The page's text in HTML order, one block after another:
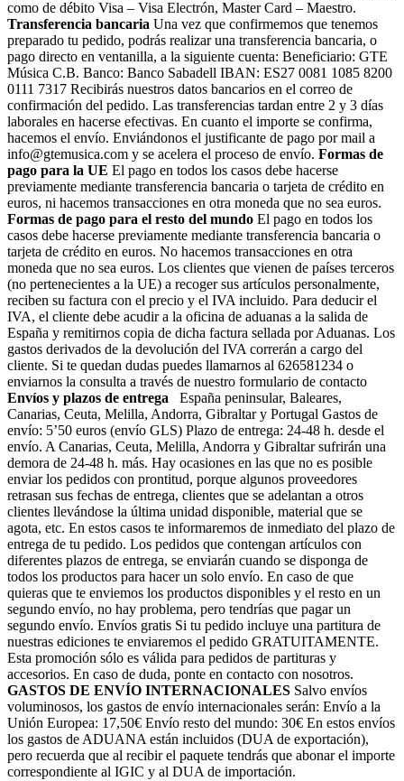
como de débito Visa – Visa Electrón, Master Card – Maestro.
Transferencia bancaria Una vez que confirmemos que tenemos
preparado tu pedido, podrás realizar una transferencia bancaria, o
pago directo en ventanilla, a la siguiente cuenta: Beneficiario: GTE
Música C.B. Banco: Banco Sabadell IBAN: ES27 0081 1085 8200
0111 7317 Recibirás nuestros datos bancarios en el correo de
confirmación del pedido. Las transferencias tardan entre 2 y 3 días
laborales en hacerse efectivas. En cuanto el importe se confirma,
hacemos el envío. Enviándonos el justificante de pago por mail a
info@gtemusica.com y se acelera el proceso de envío. Formas de
pago para la UE El pago en todos los casos debe hacerse
previamente mediante transferencia bancaria o tarjeta de crédito en
euros, ni hacemos transacciones en otra moneda que no sea euros.
Formas de pago para el resto del mundo El pago en todos los
casos debe hacerse previamente mediante transferencia bancaria o
tarjeta de crédito en euros. No hacemos transacciones en otra
moneda que no sea euros. Los clientes que vienen de países terceros
(no pertenecientes a la UE) a recoger sus artículos personalmente,
reciben su factura con el precio y el IVA incluido. Para deducir el
IVA, el cliente debe acudir a la oficina de aduanas a la salida de
España y remitirnos copia de dicha factura sellada por Aduanas. Los
gastos derivados de la devolución del IVA correrán a cargo del
cliente. Si te quedan dudas puedes llamarnos al 626581234 o
enviarnos la consulta a través de nuestro formulario de contacto
Envíos y plazos de entrega España peninsular, Baleares,
Canarias, Ceuta, Melilla, Andorra, Gibraltar y Portugal Gastos de
envío: 5’50 euros (envío GLS) Plazo de entrega: 24-48 h. desde el
envío. A Canarias, Ceuta, Melilla, Andorra y Gibraltar sufrirán una
demora de 24-48 h. más. Hay ocasiones en las que no es posible
enviar los pedidos con prontitud, porque algunos proveedores
retrasan sus fechas de entrega, clientes que se adelantan a otros
clientes llevándose la última unidad disponible, material que se
agota, etc. En estos casos te informaremos de inmediato del plazo de
entrega de tu pedido. Los pedidos que contengan artículos con
diferentes plazos de entrega, se enviarán cuando se disponga de
todos los productos para hacer un solo envío. En caso de que
quieras que te enviemos los productos disponibles y el resto en un
segundo envío, no hay problema, pero tendrías que pagar un
segundo envío. Envíos gratis Si tu pedido incluye una partitura de
nuestras ediciones te enviaremos el pedido GRATUITAMENTE.
Esta promoción sólo es válida para pedidos de partituras y
accesorios. En caso de duda, ponte en contacto con nosotros.
GASTOS DE ENVÍO INTERNACIONALES Salvo envíos
voluminosos, los gastos de envío internacionales serán: Envío a la
Unión Europea: 17,50€ Envío resto del mundo: 30€ En estos envíos
los gastos de ADUANA están incluidos (DUA de exportación),
pero recuerda que al recibir el paquete tendrás que abonar el importe
correspondiente al IGIC y al DUA de importación.